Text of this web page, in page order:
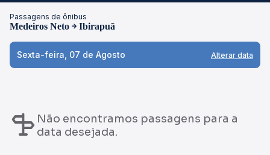
Passagens de ônibus
Medeiros Neto Ibirapuã
Sexta-feira, 07 de Agosto Alterar data
Não encontramos passagens para a
data desejada.